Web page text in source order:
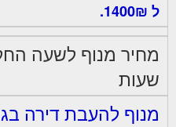
ל 1400₪.
שעות
מנוף להעבת דירה